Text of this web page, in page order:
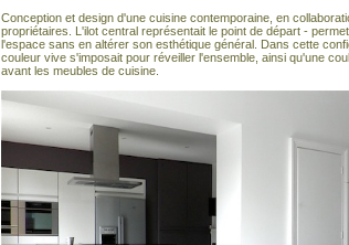
Conception et design d'une cuisine contemporaine, en
propriétaires. L'ilot central représentait le point de départ -
l'espace sans en altérer son esthétique général. Dans cette
couleur vive s'imposait pour réveiller l'ensemble, ainsi qu'une
avant les meubles de cuisine.